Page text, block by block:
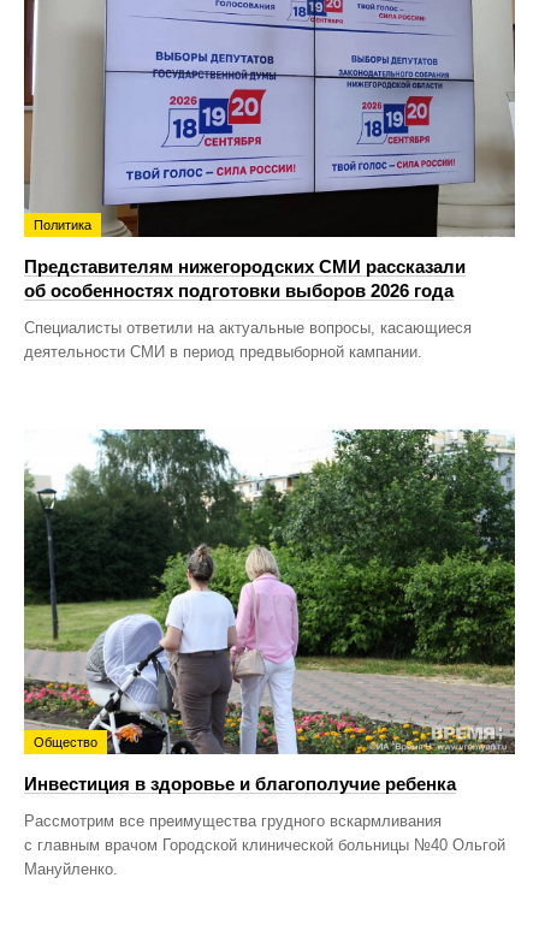
Политика
Представителям нижегородских СМИ рассказали
об особенностях подготовки выборов 2026 года
Специалисты ответили на актуальные вопросы, касающиеся
деятельности СМИ в период предвыборной кампании.
Общество
Инвестиция в здоровье и благополучие ребенка
Рассмотрим все преимущества грудного вскармливания
с главным врачом Городской клинической больницы №40 Ольгой
Мануйленко.